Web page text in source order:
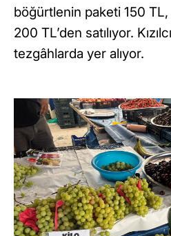
böğürtlenin paketi 150
200 TL’den satılıyor.
tezgâhlarda yer alıyor.